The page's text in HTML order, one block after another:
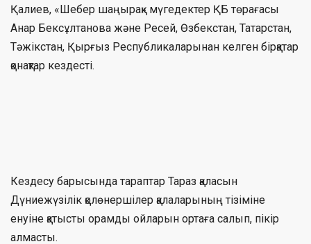
Қалиев, «Шебер шаңырақ» мүгедектер ҚБ төрағасы
Анар Бексұлтанова және Ресей, Өзбекстан, Татарстан,
Тәжікстан, Қырғыз Республикаларынан келген бірқатар
қонақтар кездесті.
Кездесу барысында тараптар Тараз қаласын
Дүниежүзілік қолөнершілер қалаларының тізіміне
енуіне қатысты орамды ойларын ортаға салып, пікір
алмасты.